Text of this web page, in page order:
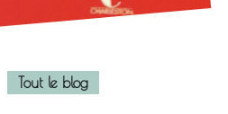
Tout le blog